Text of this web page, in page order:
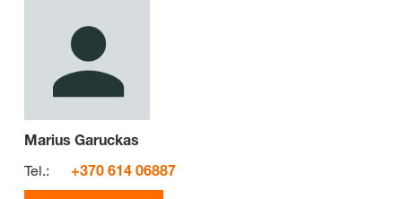
Marius Garuckas
Tel.:
+370 614 06887